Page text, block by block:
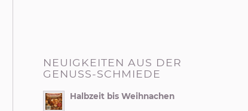
NEUIGKEITEN AUS DER
GENUSS-SCHMIEDE
Halbzeit bis Weihnachen